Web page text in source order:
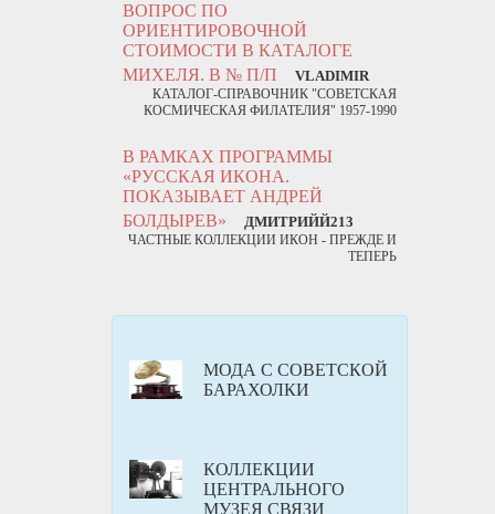
ВОПРОС ПО
ОРИЕНТИРОВОЧНОЙ
СТОИМОСТИ В КАТАЛОГЕ
МИХЕЛЯ. В № П/П
VLADIMIR
КАТАЛОГ-СПРАВОЧНИК "СОВЕТСКАЯ
КОСМИЧЕСКАЯ ФИЛАТЕЛИЯ" 1957-1990
В РАМКАХ ПРОГРАММЫ
«РУССКАЯ ИКОНА.
ПОКАЗЫВАЕТ АНДРЕЙ
БОЛДЫРЕВ»
ДМИТРИЙЙ213
ЧАСТНЫЕ КОЛЛЕКЦИИ ИКОН - ПРЕЖДЕ И
ТЕПЕРЬ
МОДА С СОВЕТСКОЙ
БАРАХОЛКИ
КОЛЛЕКЦИИ
ЦЕНТРАЛЬНОГО
МУЗЕЯ СВЯЗИ